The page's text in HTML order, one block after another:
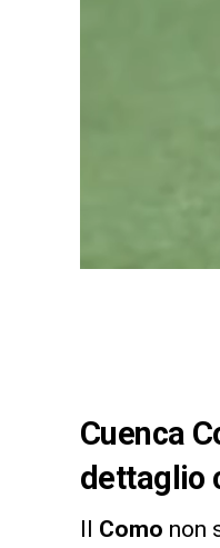
Cuenca
dettaglio
Como non